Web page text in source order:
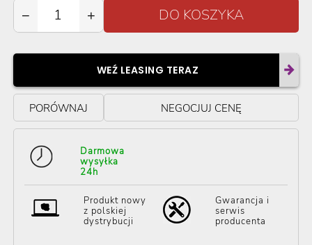
− +
WEŹ LEASING TERAZ
PORÓWNAJ NEGOCJUJ CENĘ
Darmowa
wysyłka
24h
Produkt nowy
z polskiej
dystrybucji
Gwarancja i
serwis
producenta